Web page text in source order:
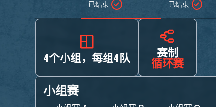
已结束
已结束
4个小组，每组4队
赛制
循环赛
小组赛